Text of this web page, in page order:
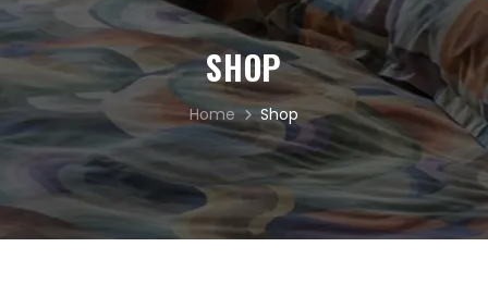
SHOP
Home Shop